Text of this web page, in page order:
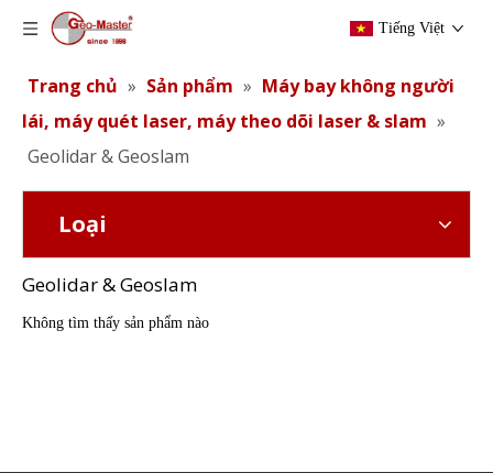
Tiếng Việt
Trang chủ » Sản phẩm » Máy bay không người
lái, máy quét laser, máy theo dõi laser & slam »
Geolidar & Geoslam
Loại
Geolidar & Geoslam
Không tìm thấy sản phẩm nào